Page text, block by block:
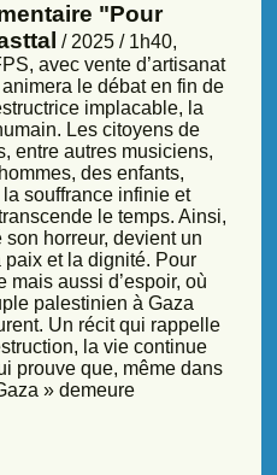
"Pour
/ 2025 / 1h40,
avec vente d’artisanat
le débat en fin de
implacable, la
Les citoyens de
entre autres musiciens,
des enfants,
souffrance infinie et
le temps. Ainsi,
horreur, devient un
et la dignité. Pour
mais aussi d’espoir, où
palestinien à Gaza
Un récit qui rappelle
la vie continue
prouve que, même dans
» demeure